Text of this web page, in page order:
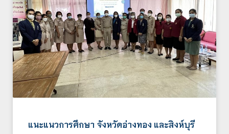
แนะแนวการศึกษา จังหวัดอ่างทอง และสิงห์บุรี